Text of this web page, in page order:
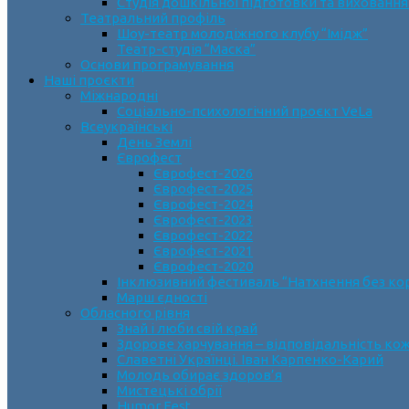
Театральний профіль
Шоу-театр молодіжного клубу “Імідж”
Театр-студія “Маска”
Основи програмування
Наші проєкти
Міжнародні
Соціально-психологічний проєкт VeLa
Всеукраїнські
День Землі
Єврофест
Єврофест-2026
Єврофест-2025
Єврофест-2024
Єврофест-2023
Єврофест-2022
Єврофест-2021
Єврофест-2020
Інклюзивний фестиваль “Натхнення без
Марш єдності
Обласного рівня
Знай і люби свій край
Здорове харчування – відповідальність
Славетні Українці. Іван Карпенко-Карий
Молодь обирає здоров’я
Мистецькі обрії
Humor Fest